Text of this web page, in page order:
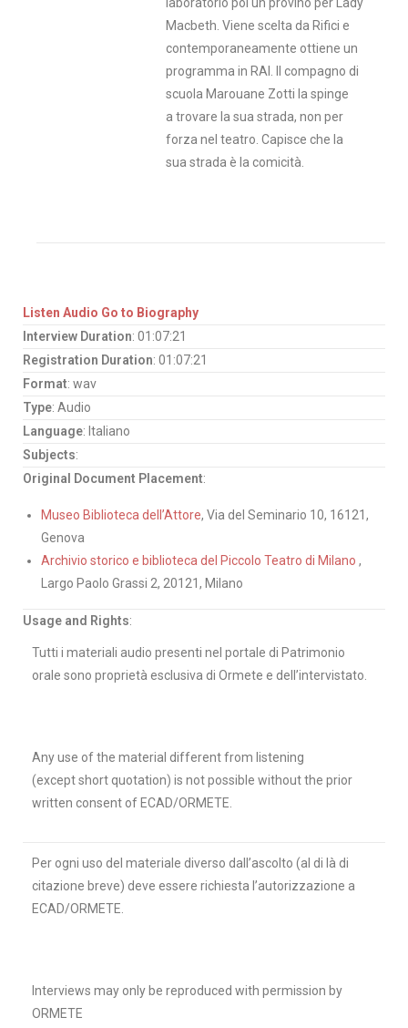
Macbeth. Viene scelta da Rifici e
contemporaneamente ottiene un
programma in RAI. Il compagno di
scuola Marouane Zotti la spinge
a trovare la sua strada, non per
forza nel teatro. Capisce che la
sua strada è la comicità.
Listen Audio Go to Biography
Interview Duration: 01:07:21
Registration Duration: 01:07:21
Format: wav
Type: Audio
Language: Italiano
Subjects:
Original Document Placement:
Museo Biblioteca dell’Attore, Via del Seminario 10, 16121,
Genova
Archivio storico e biblioteca del Piccolo Teatro di Milano ,
Largo Paolo Grassi 2, 20121, Milano
Usage and Rights:
Tutti i materiali audio presenti nel portale di Patrimonio
orale sono proprietà esclusiva di Ormete e dell’intervistato.
Any use of the material different from listening
(except short quotation) is not possible without the prior
written consent of ECAD/ORMETE.
Per ogni uso del materiale diverso dall’ascolto (al di là di
citazione breve) deve essere richiesta l’autorizzazione a
ECAD/ORMETE.
Interviews may only be reproduced with permission by
ORMETE